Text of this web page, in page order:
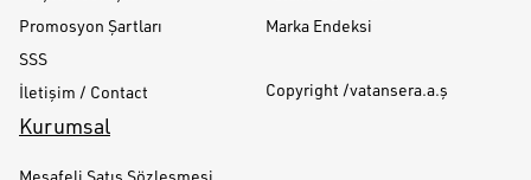
Promosyon Şartları
SSS
İletişim / Contact
Marka Endeksi
Copyright /vatansera.a.ş
Kurumsal
Mesafeli Satış Sözleşmesi